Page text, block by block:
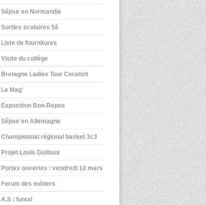
Séjour en Normandie
Sorties scolaires 5è
Liste de fournitures
Visite du collège
Bretagne Ladies Tour Ceratizit
Le Mag'
Exposition Bon-Repos
Séjour en Allemagne
Championnat régional basket 3c3
Projet Louis Guilloux
Portes ouvertes : vendredi 10 mars
Forum des métiers
A.S : futsal